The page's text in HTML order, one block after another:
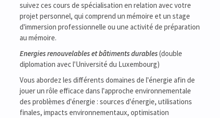
suivez ces cours de spécialisation en relation avec votre
projet personnel, qui comprend un mémoire et un stage
d'immersion professionnelle ou une activité de préparation
au mémoire.
Energies renouvelables et bâtiments durables(double
diplomation avec l'Université du Luxembourg)
Vous abordez les différents domaines de l'énergie afin de
jouer un rôle efficace dans l'approche environnementale
des problèmes d'énergie : sources d'énergie, utilisations
finales, impacts environnementaux, optimisation